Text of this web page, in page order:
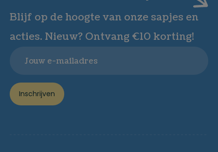
Blijf op de hoogte van onze sapjes en
acties. Nieuw? Ontvang €10 korting!
Inschrijven